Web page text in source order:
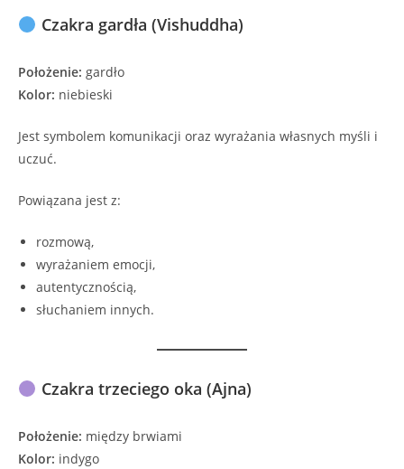
Czakra gardła (Vishuddha)
Położenie: gardło
Kolor: niebieski
Jest symbolem komunikacji oraz wyrażania własnych myśli i
uczuć.
Powiązana jest z:
rozmową,
wyrażaniem emocji,
autentycznością,
słuchaniem innych.
Czakra trzeciego oka (Ajna)
Położenie: między brwiami
Kolor: indygo